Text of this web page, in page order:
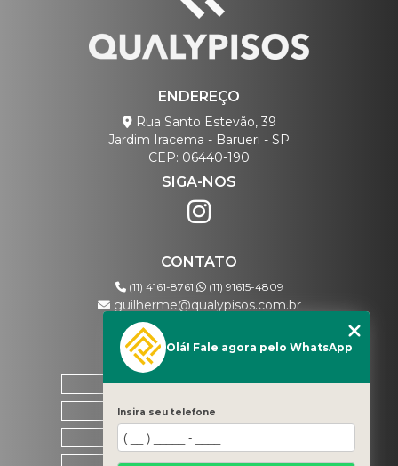
ENDEREÇO
Rua Santo Estevão, 39
Jardim Iracema - Barueri - SP
CEP: 06440-190
SIGA-NOS
CONTATO
(11) 4161-8761 (11) 91615-4809
guilherme@qualypisos.com.br
HOME
QUEM SOMOS
CONTATO
Olá! Fale agora pelo WhatsApp
Insira seu telefone